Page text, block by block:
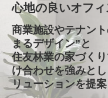
心地の良いオフィ
商業施設やテナン
まるデザイン”と
住友林業の家づく
け合わせを強みと
リューションを提案